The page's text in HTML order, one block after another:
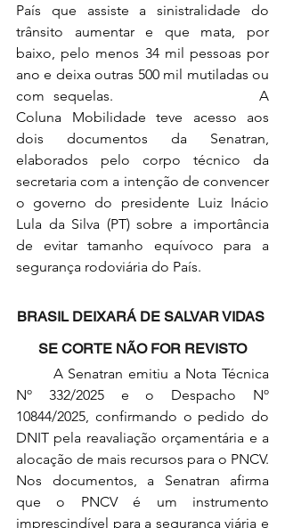
País que assiste a sinistralidade do
trânsito aumentar e que mata, por
baixo, pelo menos 34 mil pessoas por
ano e deixa outras 500 mil mutiladas ou
com sequelas. 				A
Coluna Mobilidade teve acesso aos
dois documentos da Senatran,
elaborados pelo corpo técnico da
secretaria com a intenção de convencer
o governo do presidente Luiz Inácio
Lula da Silva (PT) sobre a importância
de evitar tamanho equívoco para a
segurança rodoviária do País.
BRASIL DEIXARÁ DE SALVAR VIDAS
SE CORTE NÃO FOR REVISTO
Nº 332/2025 e o Despacho Nº
10844/2025, confirmando o pedido do
DNIT pela reavaliação orçamentária e a
alocação de mais recursos para o PNCV.
Nos documentos, a Senatran afirma
que o PNCV é um instrumento
imprescindível para a segurança viária e